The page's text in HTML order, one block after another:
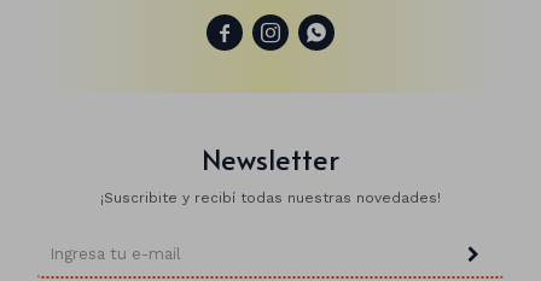
  
Newsletter
¡Suscribite y recibí todas nuestras novedades!